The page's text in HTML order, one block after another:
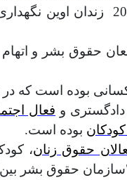
زندان اوين
بوده است که در
دادگستری و فعال
بوده است.
حقوق زنان،